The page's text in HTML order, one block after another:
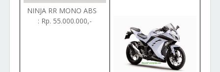
NINJA RR MONO ABS
: Rp. 55.000.000,-